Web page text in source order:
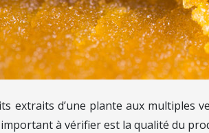
extraits d’une plante aux multiples
à vérifier est la qualité du